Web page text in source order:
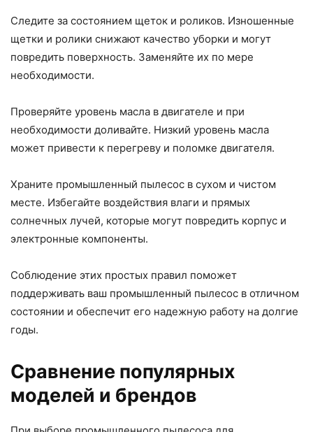
Следите за состоянием щеток и роликов. Изношенные
щетки и ролики снижают качество уборки и могут
повредить поверхность. Заменяйте их по мере
необходимости.
Проверяйте уровень масла в двигателе и при
необходимости доливайте. Низкий уровень масла
может привести к перегреву и поломке двигателя.
Храните промышленный пылесос в сухом и чистом
месте. Избегайте воздействия влаги и прямых
солнечных лучей, которые могут повредить корпус и
электронные компоненты.
Соблюдение этих простых правил поможет
поддерживать ваш промышленный пылесос в отличном
состоянии и обеспечит его надежную работу на долгие
годы.
Сравнение популярных
моделей и брендов